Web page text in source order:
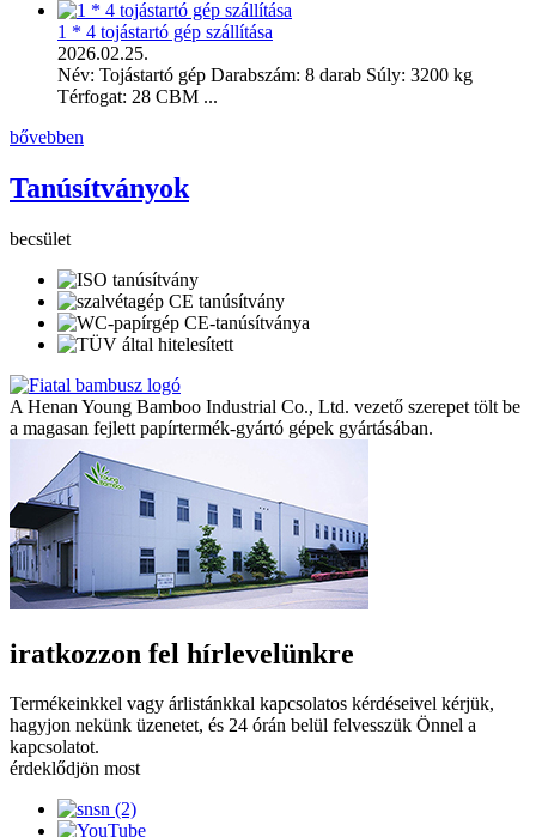
1 * 4 tojástartó gép szállítása
2026.02.25.
Név: Tojástartó gép Darabszám: 8 darab Súly: 3200 kg
Térfogat: 28 CBM ...
bővebben
Tanúsítványok
becsület
A Henan Young Bamboo Industrial Co., Ltd. vezető szerepet tölt be
a magasan fejlett papírtermék-gyártó gépek gyártásában.
iratkozzon fel hírlevelünkre
Termékeinkkel vagy árlistánkkal kapcsolatos kérdéseivel kérjük,
hagyjon nekünk üzenetet, és 24 órán belül felvesszük Önnel a
kapcsolatot.
érdeklődjön most